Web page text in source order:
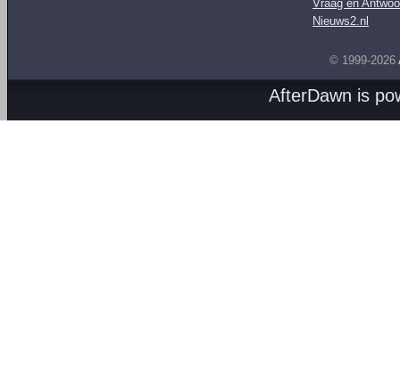
Vraag en
Nieuws2.nl
© 1999-2026
AfterDawn is